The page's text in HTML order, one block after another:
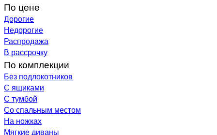
По цене
Дорогие
Недорогие
Распродажа
В рассрочку
По комплекции
Без подлокотников
С ящиками
С тумбой
Со спальным местом
На ножках
Мягкие диваны